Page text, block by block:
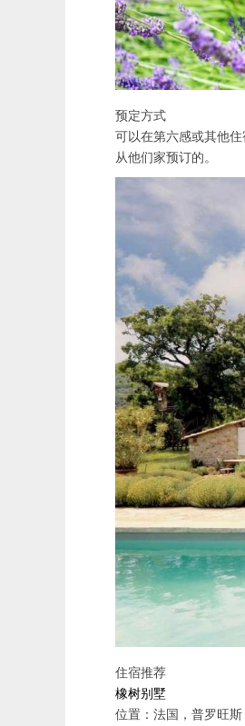
预定方式
可以在第六感或其他
从他们家预订的。
住宿推荐
橡树别墅
位置：法国，普罗旺